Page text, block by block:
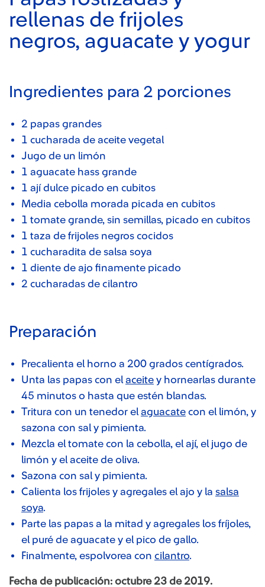
rellenas de frijoles
negros, aguacate y yogur
Ingredientes para 2 porciones
2 papas grandes
1 cucharada de aceite vegetal
Jugo de un limón
1 aguacate hass grande
1 ají dulce picado en cubitos
Media cebolla morada picada en cubitos
1 tomate grande, sin semillas, picado en cubitos
1 taza de frijoles negros cocidos
1 cucharadita de salsa soya
1 diente de ajo finamente picado
2 cucharadas de cilantro
Preparación
Precalienta el horno a 200 grados centígrados.
Unta las papas con el aceite y hornearlas durante
45 minutos o hasta que estén blandas.
Tritura con un tenedor el aguacate con el limón, y
sazona con sal y pimienta.
Mezcla el tomate con la cebolla, el ají, el jugo de
limón y el aceite de oliva.
Sazona con sal y pimienta.
Calienta los frijoles y agregales el ajo y la salsa
soya.
Parte las papas a la mitad y agregales los fríjoles,
el puré de aguacate y el pico de gallo.
Finalmente, espolvorea con cilantro.
Fecha de publicación: octubre 23 de 2019.